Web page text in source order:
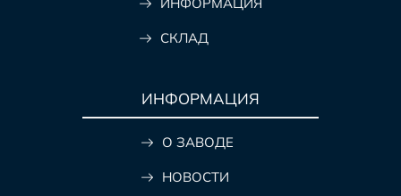
СКЛАД
ИНФОРМАЦИЯ
О ЗАВОДЕ
НОВОСТИ